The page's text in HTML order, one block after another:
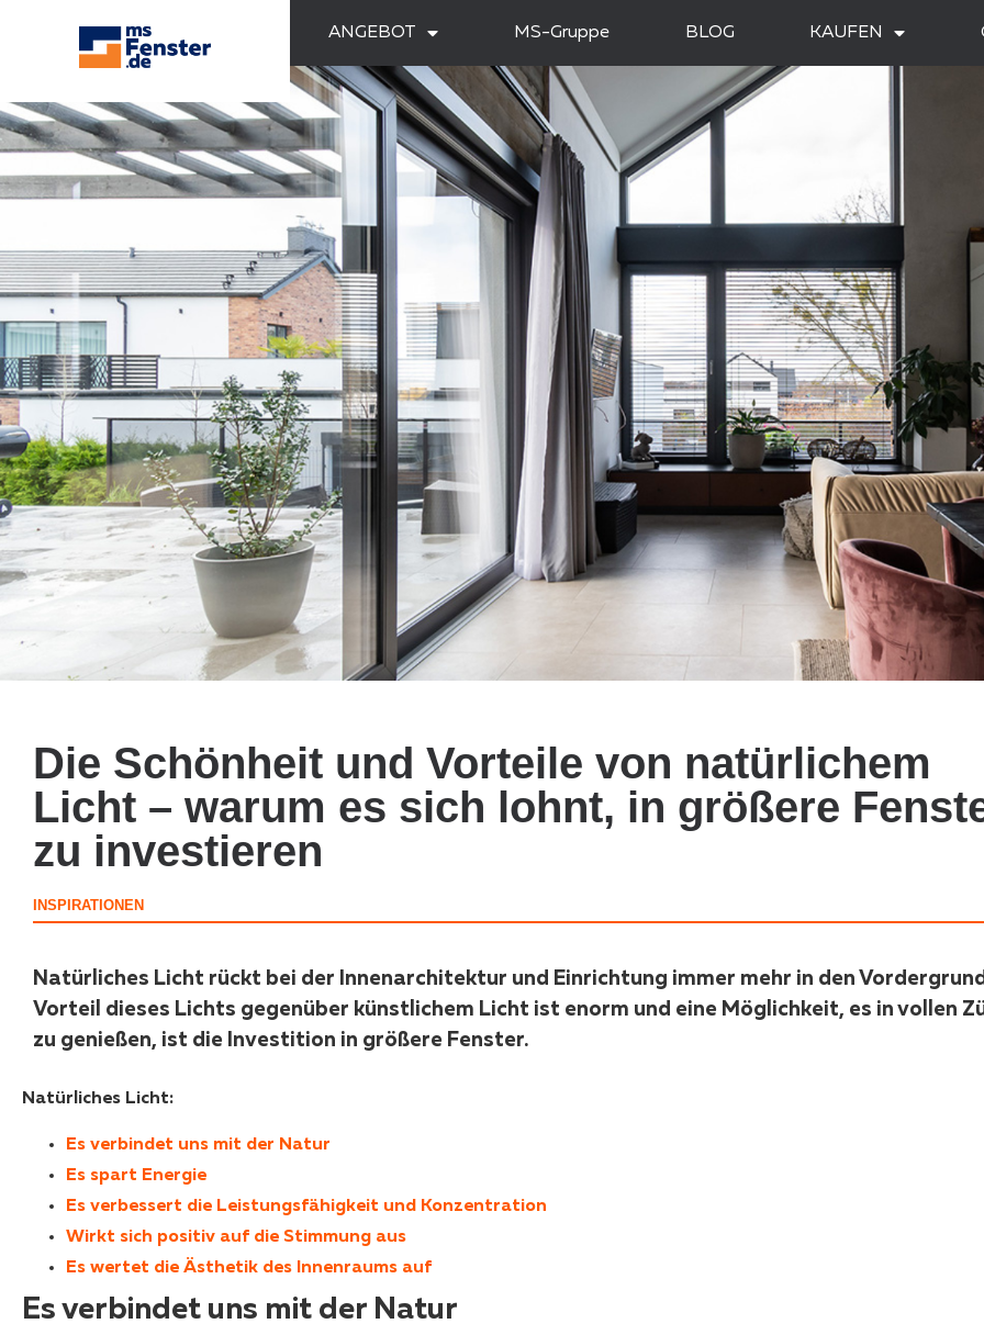
ANGEBOT MS-Gruppe BLOG KAUFEN
Die Schönheit und Vorteile von natürlichem
Licht – warum es sich lohnt, in größere
zu investieren
INSPIRATIONEN
Natürliches Licht rückt bei der Innenarchitektur und Einrichtung immer mehr in den
Vorteil dieses Lichts gegenüber künstlichem Licht ist enorm und eine Möglichkeit, es in vollen
zu genießen, ist die Investition in größere Fenster.
Natürliches Licht:
Es verbindet uns mit der Natur
Es spart Energie
Es verbessert die Leistungsfähigkeit und Konzentration
Wirkt sich positiv auf die Stimmung aus
Es wertet die Ästhetik des Innenraums auf
Es verbindet uns mit der Natur